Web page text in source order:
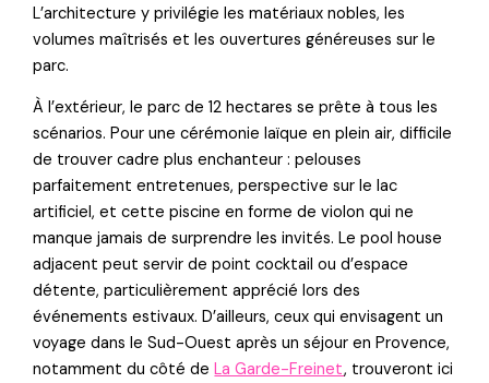
L’architecture y privilégie les matériaux nobles, les
volumes maîtrisés et les ouvertures généreuses sur le
parc.
À l’extérieur, le parc de 12 hectares se prête à tous les
scénarios. Pour une cérémonie laïque en plein air, difficile
de trouver cadre plus enchanteur : pelouses
parfaitement entretenues, perspective sur le lac
artificiel, et cette piscine en forme de violon qui ne
manque jamais de surprendre les invités. Le pool house
adjacent peut servir de point cocktail ou d’espace
détente, particulièrement apprécié lors des
événements estivaux. D’ailleurs, ceux qui envisagent un
voyage dans le Sud-Ouest après un séjour en Provence,
notamment du côté deLa Garde-Freinet, trouveront ici